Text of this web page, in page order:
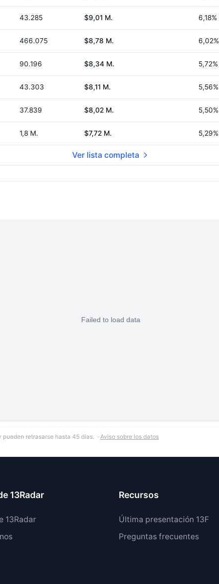
43.285 $9,01 M. 6,18%
466.075 $8,78 M. 6,02%
90.196 $8,34 M. 5,72%
43.303 $8,11 M. 5,56%
37.839 $8,02 M. 5,50%
1,8 M. $7,72 M. 5,29%
Ver lista completa
pueden retrasarse hasta 45 días. · Aviso sobre los datos
13Radar
13Radar
Recursos
Última presentación 13F
Preguntas frecuentes